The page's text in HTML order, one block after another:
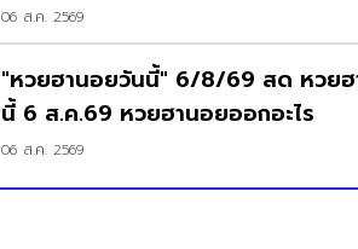
06 ส.ค. 2569
"หวยฮานอยวันนี้" 6/8/69 สด หวยฮ
นี้ 6 ส.ค.69 หวยฮานอยออกอะไร
06 ส.ค. 2569